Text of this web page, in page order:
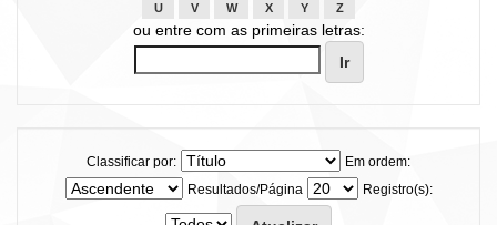
U
V W X Y Z
ou entre com as primeiras letras:
Classificar por:
Em ordem:
Resultados/Página
Registro(s):